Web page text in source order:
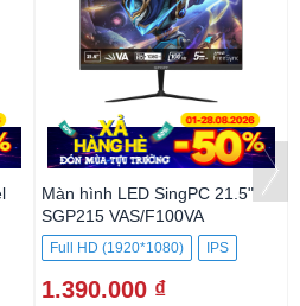
Màn hình LED SingPC 21.5"
SGP215 VAS/F100VA
Full HD (1920*1080) IPS
1.390.000 ₫